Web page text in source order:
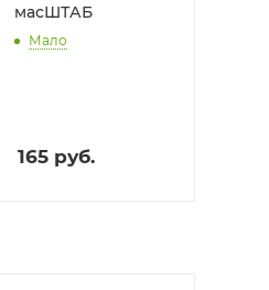
масШТАБ
Мало
165 руб.